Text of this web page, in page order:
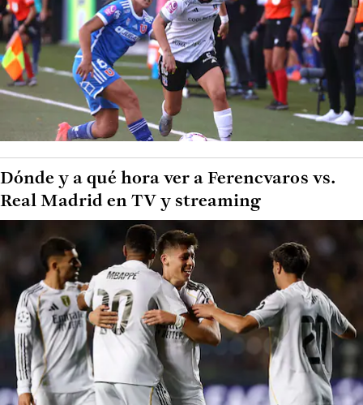
Dónde y a qué hora ver a Ferencvaros vs.
Real Madrid en TV y streaming